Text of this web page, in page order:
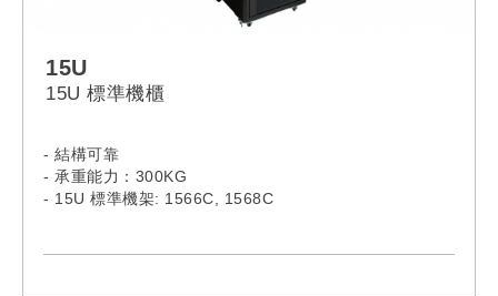
15U
15U 標準機櫃
- 結構可靠
- 承重能力：300KG
- 15U 標準機架: 1566C, 1568C